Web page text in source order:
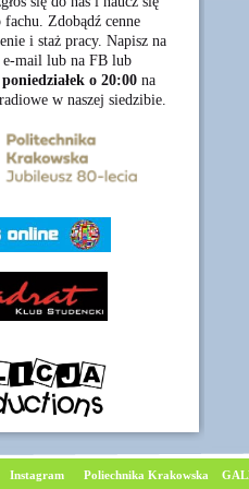
fachu. Zdobądź cenne
i staż pracy. Napisz na
e-mail lub na FB lub
o 20:00na
w naszej siedzibie.
Instagram Poliechnika Krakowska